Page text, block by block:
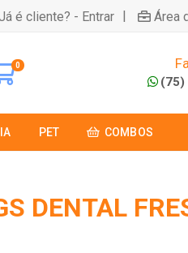
é cliente? - Entrar | Área
0
(75)
PET COMBOS
DENTAL